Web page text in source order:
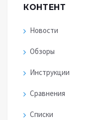
КОНТЕНТ
Новости
Обзоры
Инструкции
Сравнения
Списки